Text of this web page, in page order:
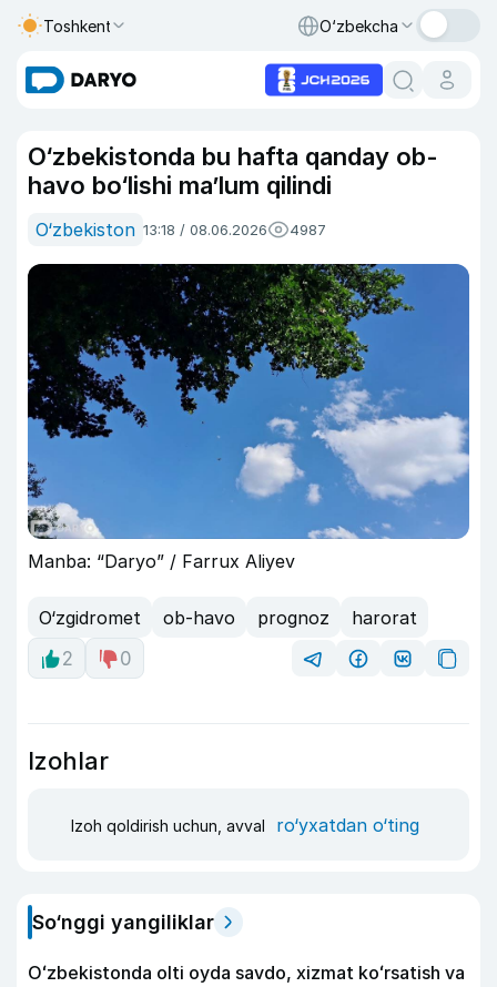
Toshkent O‘zbekcha
O‘zbekistonda bu hafta qanday ob-
havo bo‘lishi ma’lum qilindi
O‘zbekiston 13:18 / 08.06.2026 4987
Manba: “Daryo” / Farrux Aliyev
O‘zgidromet ob-havo prognoz
harorat
2
0
Izohlar
Izoh qoldirish uchun, avval ro‘yxatdan o‘ting
So‘nggi yangiliklar
Oʻzbekistonda olti oyda savdo, xizmat koʻrsatish va